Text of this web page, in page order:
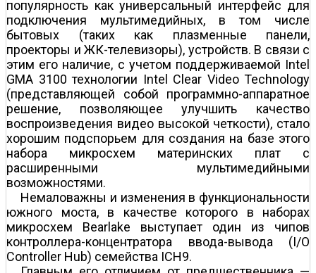
популярность как универсальный интерфейс для
подключения мультимедийных, в том числе
бытовых (таких как плазменные панели,
проекторы и ЖК-телевизоры), устройств. В связи с
этим его наличие, с учетом поддерживаемой Intel
GMA 3100 технологии Intel Clear Video Technology
(представляющей собой программно-аппаратное
решение, позволяющее улучшить качество
воспроизведения видео высокой четкости), стало
хорошим подспорьем для создания на базе этого
набора микросхем материнских плат с
расширенными мультимедийными
возможностями.
Немаловажны и изменения в функциональности
южного моста, в качестве которого в наборах
микросхем Bearlake выступает один из чипов
контроллера-концентратора ввода-вывода (I/O
Controller Hub) семейства ICH9.